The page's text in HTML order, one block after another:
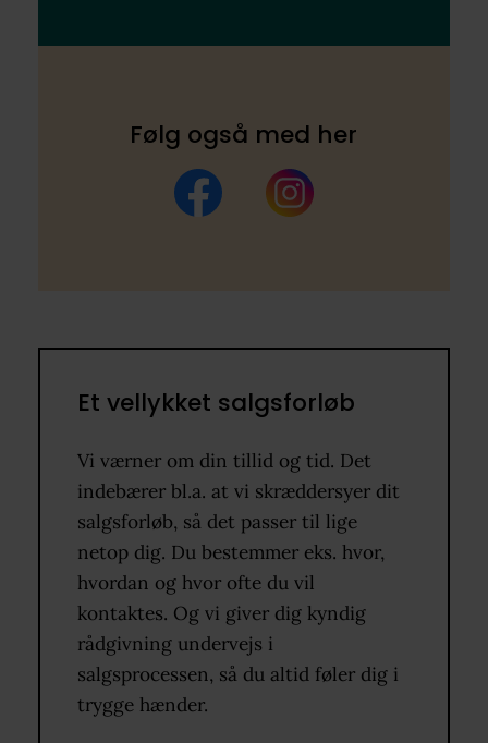
Et vellykket salgsforløb
Vi værner om din tillid og tid. Det
indebærer bl.a. at vi skræddersyer dit
salgsforløb, så det passer til lige
netop dig. Du bestemmer eks. hvor,
hvordan og hvor ofte du vil
kontaktes. Og vi giver dig kyndig
rådgivning undervejs i
salgsprocessen, så du altid føler dig i
trygge hænder.
Følg også med her
FacebookInstagram